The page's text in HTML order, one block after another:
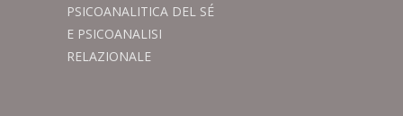
PSICOANALITICA DEL SÉ
E PSICOANALISI
RELAZIONALE